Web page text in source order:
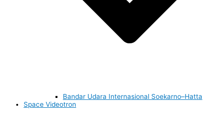
Bandar Udara Internasional Soekarno–Hatta
Space Videotron